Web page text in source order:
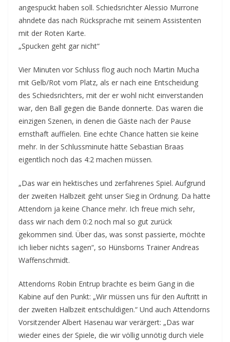
angespuckt haben soll. Schiedsrichter Alessio Murrone
ahndete das nach Rücksprache mit seinem Assistenten
mit der Roten Karte.
„Spucken geht gar nicht“
Vier Minuten vor Schluss flog auch noch Martin Mucha
mit Gelb/Rot vom Platz, als er nach eine Entscheidung
des Schiedsrichters, mit der er wohl nicht einverstanden
war, den Ball gegen die Bande donnerte. Das waren die
einzigen Szenen, in denen die Gäste nach der Pause
ernsthaft auffielen. Eine echte Chance hatten sie keine
mehr. In der Schlussminute hätte Sebastian Braas
eigentlich noch das 4:2 machen müssen.
„Das war ein hektisches und zerfahrenes Spiel. Aufgrund
der zweiten Halbzeit geht unser Sieg in Ordnung. Da hatte
Attendorn ja keine Chance mehr. Ich freue mich sehr,
dass wir nach dem 0:2 noch mal so gut zurück
gekommen sind. Über das, was sonst passierte, möchte
ich lieber nichts sagen“, so Hünsborns Trainer Andreas
Waffenschmidt.
Attendorns Robin Entrup brachte es beim Gang in die
Kabine auf den Punkt: „Wir müssen uns für den Auftritt in
der zweiten Halbzeit entschuldigen.“ Und auch Attendorns
Vorsitzender Albert Hasenau war verärgert: „Das war
wieder eines der Spiele, die wir völlig unnötig durch viele